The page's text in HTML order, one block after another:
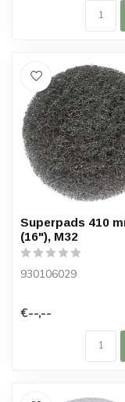
Superpads 410
(16"), M32
930106029
€--,--